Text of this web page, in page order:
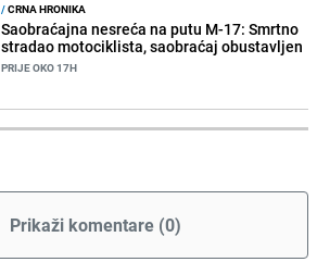
/CRNA HRONIKA
Saobraćajna nesreća na putu M-17: Smrtno
stradao motociklista, saobraćaj obustavljen
PRIJE OKO 17H
Prikaži komentare (0)